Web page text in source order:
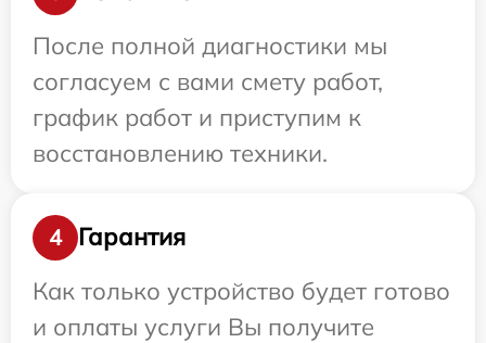
После полной диагностики мы
согласуем с вами смету работ,
график работ и приступим к
восстановлению техники.
4
Гарантия
Как только устройство будет готово
и оплаты услуги Вы получите